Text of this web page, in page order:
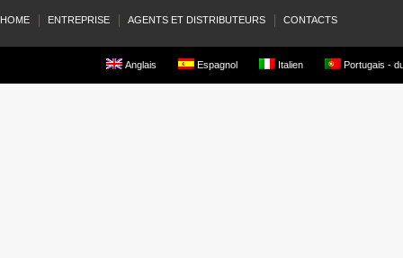
HOME ENTREPRISE AGENTS ET DISTRIBUTEURS CONTACTS
Anglais Espagnol Italien Portugais -